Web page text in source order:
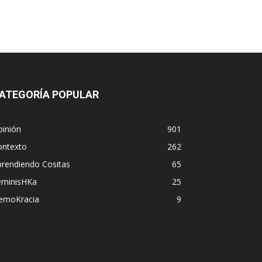
POPULAR
901
262
Cositas
65
25
9